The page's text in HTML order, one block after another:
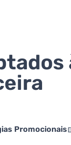
Promocionais